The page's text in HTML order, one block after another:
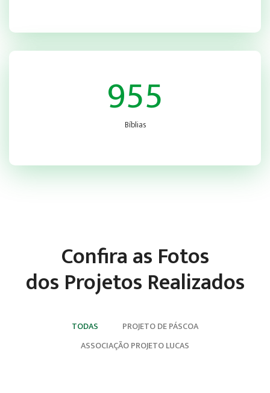
955
Bíblias
Confira as Fotos
dos Projetos Realizados
TODAS
PROJETO DE PÁSCOA
ASSOCIAÇÃO PROJETO LUCAS